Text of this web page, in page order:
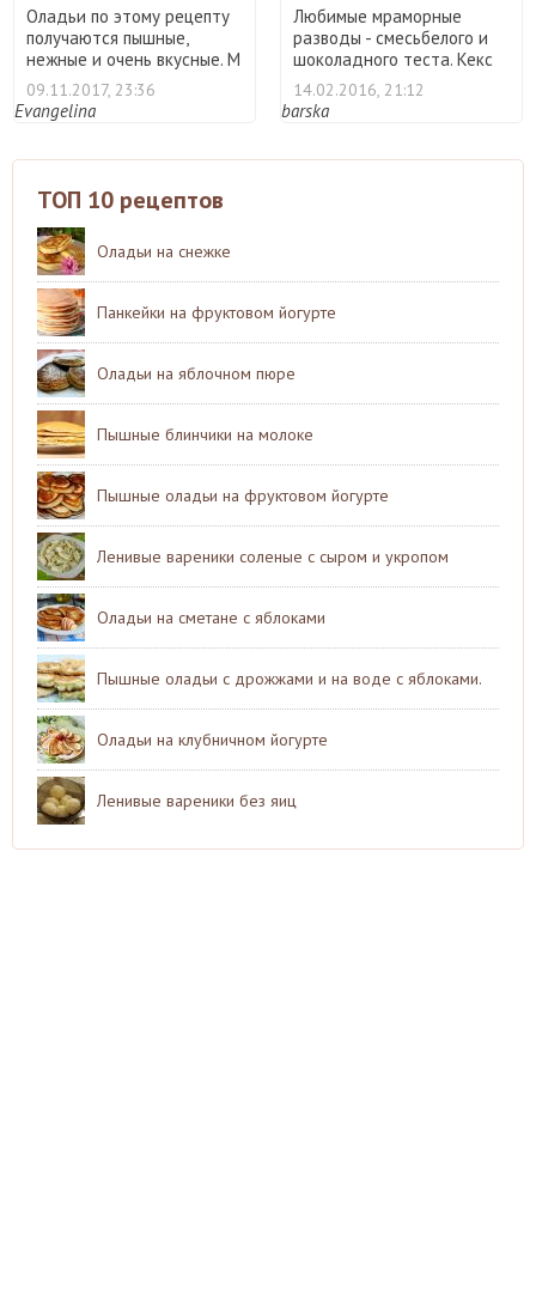
Оладьи по этому рецепту
получаются пышные,
нежные и очень вкусные. М
...
09.11.2017, 23:36
Evangelina
Любимые мраморные
разводы - смесьбелого и
шоколадного теста. Кекс
не ...
14.02.2016, 21:12
barska
ТОП 10 рецептов
Оладьи на снежке
Панкейки на фруктовом йогурте
Оладьи на яблочном пюре
Пышные блинчики на молоке
Пышные оладьи на фруктовом йогурте
Ленивые вареники соленые с сыром и укропом
Оладьи на сметане с яблоками
Пышные оладьи с дрожжами и на воде с яблоками.
Оладьи на клубничном йогурте
Ленивые вареники без яиц